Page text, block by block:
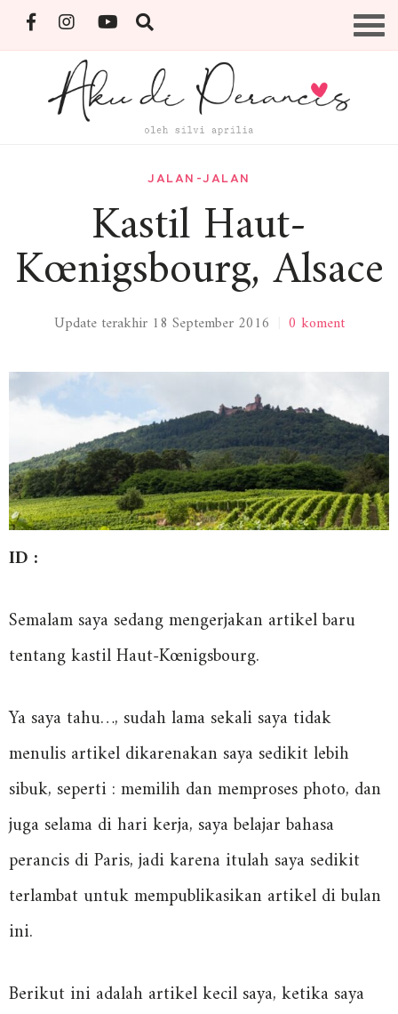
Skip
to
Menu
JALAN-JALAN
Kastil Haut-
Kœnigsbourg, Alsace
Update terakhir 18 September 2016 0 koment
ID :
Semalam saya sedang mengerjakan artikel baru
tentang kastil Haut-Kœnigsbourg.
Ya saya tahu…, sudah lama sekali saya tidak
menulis artikel dikarenakan saya sedikit lebih
sibuk, seperti : memilih dan memproses photo, dan
juga selama di hari kerja, saya belajar bahasa
perancis di Paris, jadi karena itulah saya sedikit
terlambat untuk mempublikasikan artikel di bulan
ini.
Berikut ini adalah artikel kecil saya, ketika saya